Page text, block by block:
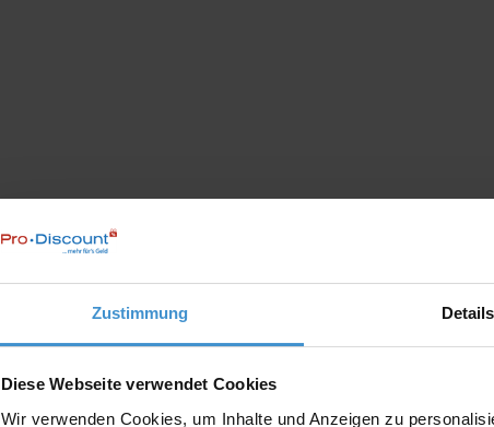
Zustimmung Details
Diese Webseite verwendet Cookies
Wir verwenden Cookies, um Inhalte und Anzeigen zu